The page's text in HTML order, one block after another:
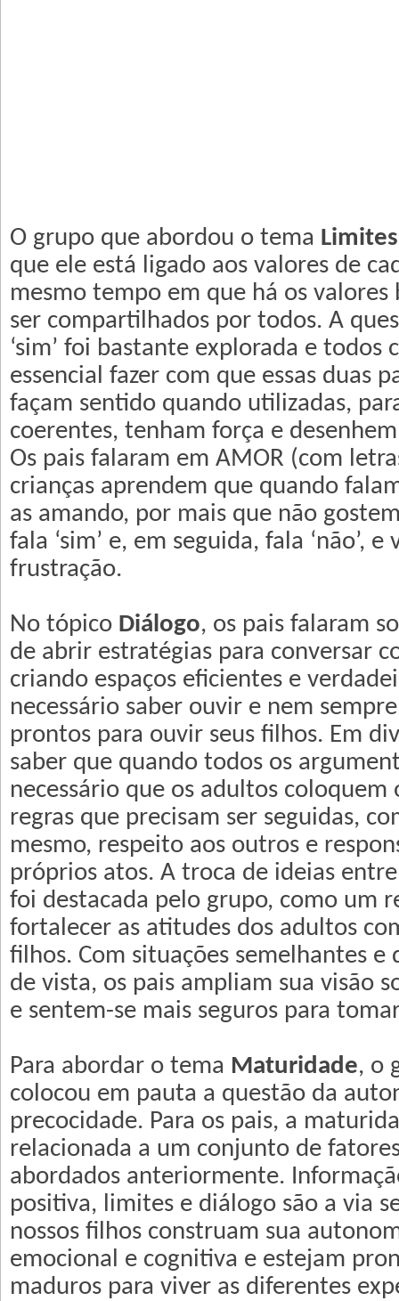
O grupo que abordou o tema Limites
que ele está ligado aos valores de
mesmo tempo em que há os valores
ser compartilhados por todos. A
‘sim’ foi bastante explorada e todos
essencial fazer com que essas duas
façam sentido quando utilizadas,
coerentes, tenham força e
Os pais falaram em AMOR (com
crianças aprendem que quando
as amando, por mais que não
fala ‘sim’ e, em seguida, fala ‘não’,
frustração.
No tópico Diálogo, os pais falaram
de abrir estratégias para conversar
criando espaços eficientes e
necessário saber ouvir e nem
prontos para ouvir seus filhos. Em
saber que quando todos os
necessário que os adultos coloquem
regras que precisam ser seguidas,
mesmo, respeito aos outros e
próprios atos. A troca de ideias
foi destacada pelo grupo, como um
fortalecer as atitudes dos adultos
filhos. Com situações semelhantes e
de vista, os pais ampliam sua visão
e sentem-se mais seguros para
Para abordar o tema Maturidade, o
colocou em pauta a questão da
precocidade. Para os pais, a
relacionada a um conjunto de
abordados anteriormente.
positiva, limites e diálogo são a via
nossos filhos construam sua
emocional e cognitiva e estejam
maduros para viver as diferentes